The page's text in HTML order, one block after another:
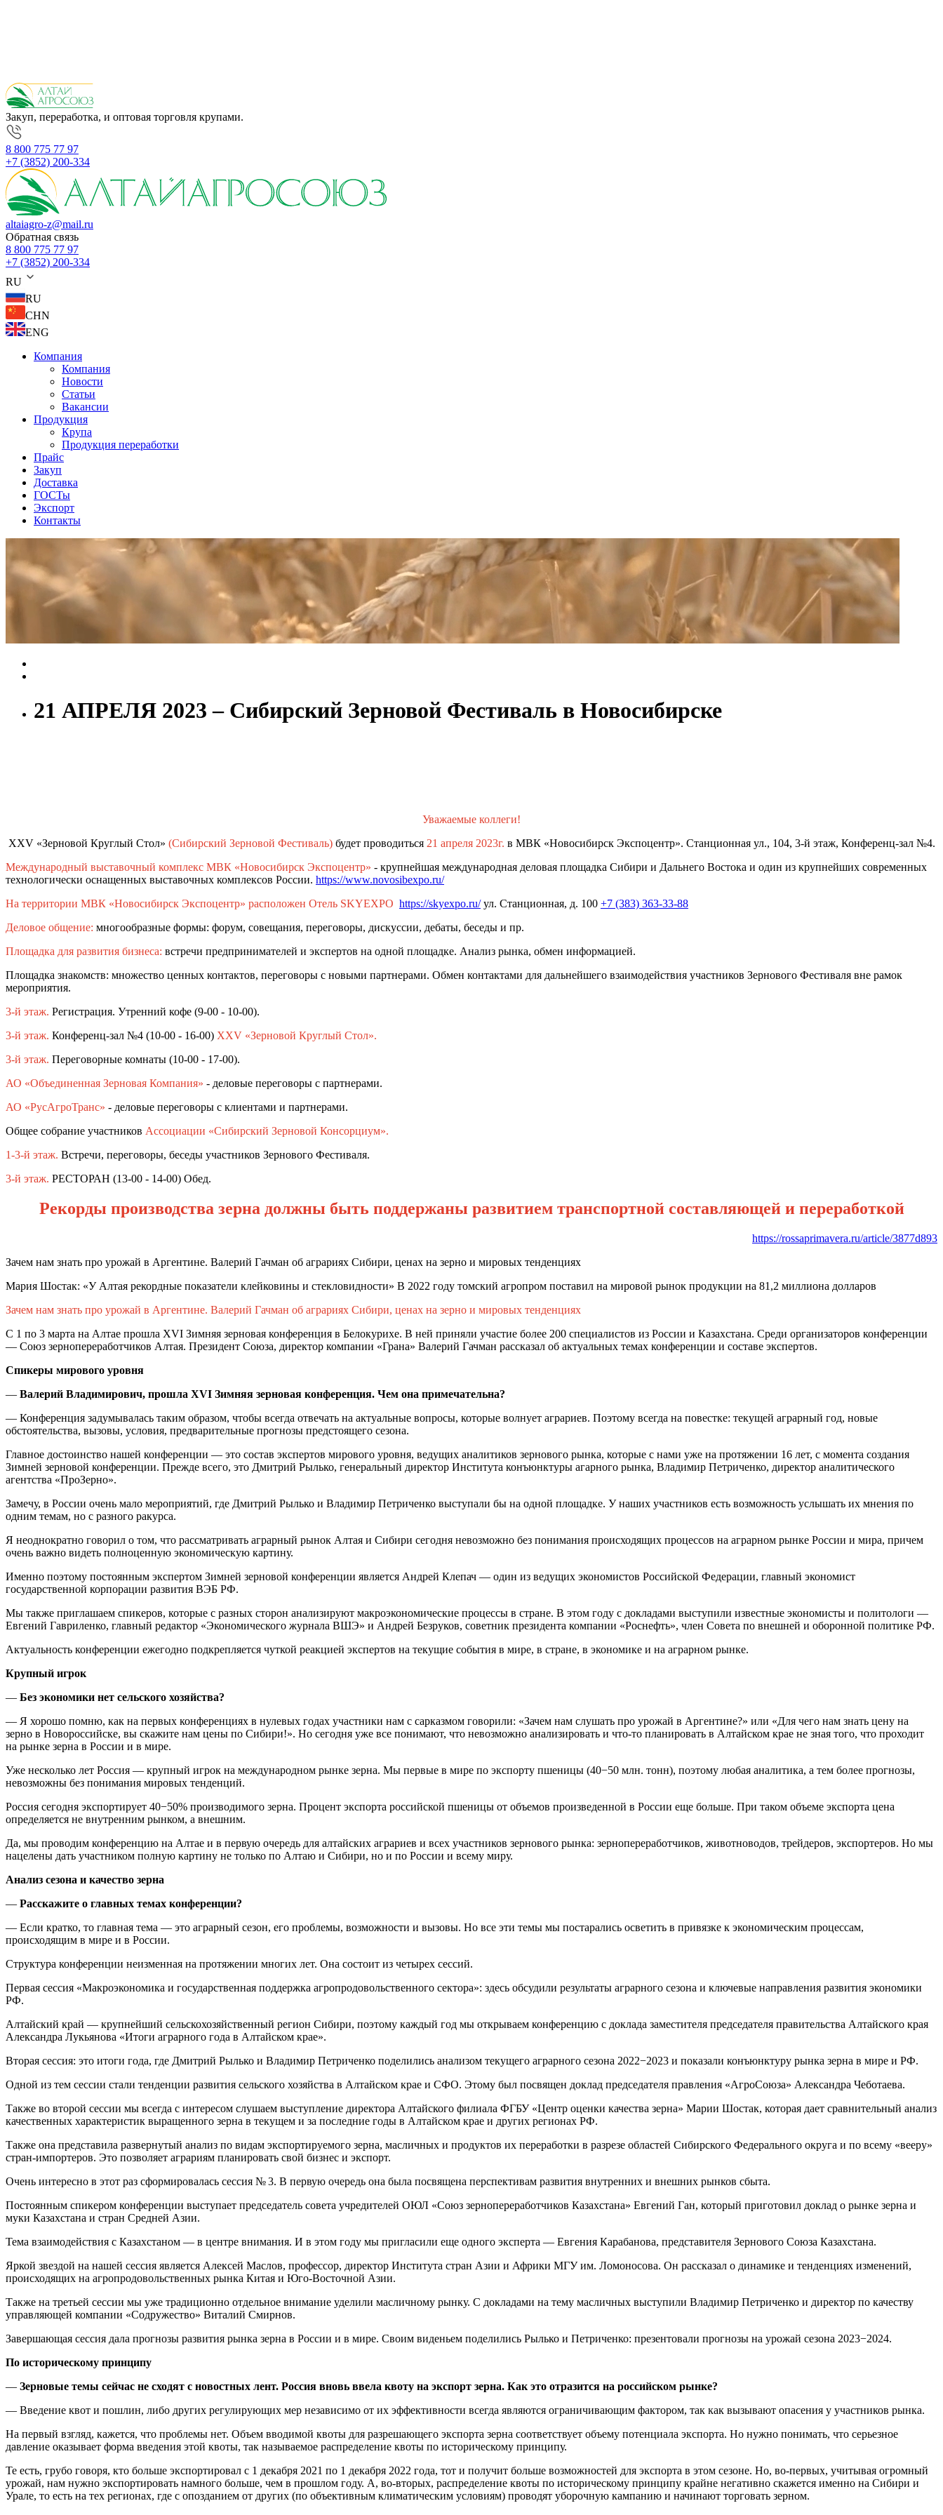
Закуп, переработка, и оптовая торговля крупами.
8 800 775 77 97
+7 (3852) 200-334
altaiagro-z@mail.ru
Обратная связь
8 800 775 77 97
+7 (3852) 200-334
RU
RU
CHN
ENG
Компания
Компания
Новости
Статьи
Вакансии
Продукция
Крупа
Продукция переработки
Прайс
Закуп
Доставка
ГОСТы
Экспорт
Контакты
21 АПРЕЛЯ 2023 – Сибирский Зерновой Фестиваль в Новосибирске
Уважаемые коллеги!
XXV «Зерновой Круглый Стол» (Сибирский Зерновой Фестиваль)будет проводиться 21 апреля 2023г. в МВК «Новосибирск Экспоцентр». Станционная ул., 104, 3-й этаж, Конференц-зал №4.
Международный выставочный комплекс МВК «Новосибирск Экспоцентр» - крупнейшая международная деловая площадка Сибири и Дальнего Востока и один из крупнейших современных
технологически оснащенных выставочных комплексов России. https://www.novosibexpo.ru/
На территории МВК «Новосибирск Экспоцентр» расположен Отель SKYEXPO https://skyexpo.ru/ул. Станционная, д. 100 +7 (383) 363-33-88
Деловое общение: многообразные формы: форум, совещания, переговоры, дискуссии, дебаты, беседы и пр.
Площадка для развития бизнеса: встречи предпринимателей и экспертов на одной площадке. Анализ рынка, обмен информацией.
Площадка знакомств: множество ценных контактов, переговоры с новыми партнерами. Обмен контактами для дальнейшего взаимодействия участников Зернового Фестиваля вне рамок
мероприятия.
3-й этаж. Регистрация. Утренний кофе (9-00 - 10-00).
3-й этаж. Конференц-зал №4 (10-00 - 16-00) XXV «Зерновой Круглый Стол».
3-й этаж. Переговорные комнаты (10-00 - 17-00).
АО «Объединенная Зерновая Компания» - деловые переговоры с партнерами.
АО «РусАгроТранс» - деловые переговоры с клиентами и партнерами.
Общее собрание участников Ассоциации «Сибирский Зерновой Консорциум».
1-3-й этаж. Встречи, переговоры, беседы участников Зернового Фестиваля.
3-й этаж. РЕСТОРАН (13-00 - 14-00) Обед.
Рекорды производства зерна должны быть поддержаны развитием транспортной составляющей и переработкой
https://rossaprimavera.ru/article/3877d893
Зачем нам знать про урожай в Аргентине. Валерий Гачман об аграриях Сибири, ценах на зерно и мировых тенденциях
Мария Шостак: «У Алтая рекордные показатели клейковины и стекловидности» В 2022 году томский агропром поставил на мировой рынок продукции на 81,2 миллиона долларов
Зачем нам знать про урожай в Аргентине. Валерий Гачман об аграриях Сибири, ценах на зерно и мировых тенденциях
С 1 по 3 марта на Алтае прошла XVI Зимняя зерновая конференция в Белокурихе. В ней приняли участие более 200 специалистов из России и Казахстана. Среди организаторов конференции
— Союз зернопереработчиков Алтая. Президент Союза, директор компании «Грана» Валерий Гачман рассказал об актуальных темах конференции и составе экспертов.
Спикеры мирового уровня
— Валерий Владимирович, прошла XVI Зимняя зерновая конференция. Чем она примечательна?
— Конференция задумывалась таким образом, чтобы всегда отвечать на актуальные вопросы, которые волнует аграриев. Поэтому всегда на повестке: текущей аграрный год, новые
обстоятельства, вызовы, условия, предварительные прогнозы предстоящего сезона.
Главное достоинство нашей конференции — это состав экспертов мирового уровня, ведущих аналитиков зернового рынка, которые с нами уже на протяжении 16 лет, с момента создания
Зимней зерновой конференции. Прежде всего, это Дмитрий Рылько, генеральный директор Института конъюнктуры агарного рынка, Владимир Петриченко, директор аналитического
агентства «ПроЗерно».
Замечу, в России очень мало мероприятий, где Дмитрий Рылько и Владимир Петриченко выступали бы на одной площадке. У наших участников есть возможность услышать их мнения по
одним темам, но с разного ракурса.
Я неоднократно говорил о том, что рассматривать аграрный рынок Алтая и Сибири сегодня невозможно без понимания происходящих процессов на аграрном рынке России и мира, причем
очень важно видеть полноценную экономическую картину.
Именно поэтому постоянным экспертом Зимней зерновой конференции является Андрей Клепач — один из ведущих экономистов Российской Федерации, главный экономист
государственной корпорации развития ВЭБ РФ.
Мы также приглашаем спикеров, которые с разных сторон анализируют макроэкономические процессы в стране. В этом году с докладами выступили известные экономисты и политологи —
Евгений Гавриленко, главный редактор «Экономического журнала ВШЭ» и Андрей Безруков, советник президента компании «Роснефть», член Совета по внешней и оборонной политике РФ.
Актуальность конференции ежегодно подкрепляется чуткой реакцией экспертов на текущие события в мире, в стране, в экономике и на аграрном рынке.
Крупный игрок
— Без экономики нет сельского хозяйства?
— Я хорошо помню, как на первых конференциях в нулевых годах участники нам с сарказмом говорили: «Зачем нам слушать про урожай в Аргентине?» или «Для чего нам знать цену на
зерно в Новороссийске, вы скажите нам цены по Сибири!». Но сегодня уже все понимают, что невозможно анализировать и что-то планировать в Алтайском крае не зная того, что проходит
на рынке зерна в России и в мире.
Уже несколько лет Россия — крупный игрок на международном рынке зерна. Мы первые в мире по экспорту пшеницы (40−50 млн. тонн), поэтому любая аналитика, а тем более прогнозы,
невозможны без понимания мировых тенденций.
Россия сегодня экспортирует 40−50% производимого зерна. Процент экспорта российской пшеницы от объемов произведенной в России еще больше. При таком объеме экспорта цена
определяется не внутренним рынком, а внешним.
Да, мы проводим конференцию на Алтае и в первую очередь для алтайских аграриев и всех участников зернового рынка: зернопереработчиков, животноводов, трейдеров, экспортеров. Но мы
нацелены дать участником полную картину не только по Алтаю и Сибири, но и по России и всему миру.
Анализ сезона и качество зерна
— Расскажите о главных темах конференции?
— Если кратко, то главная тема — это аграрный сезон, его проблемы, возможности и вызовы. Но все эти темы мы постарались осветить в привязке к экономическим процессам,
происходящим в мире и в России.
Структура конференции неизменная на протяжении многих лет. Она состоит из четырех сессий.
Первая сессия «Макроэкономика и государственная поддержка агропродовольственного сектора»: здесь обсудили результаты аграрного сезона и ключевые направления развития экономики
РФ.
Алтайский край — крупнейший сельскохозяйственный регион Сибири, поэтому каждый год мы открываем конференцию с доклада заместителя председателя правительства Алтайского края
Александра Лукьянова «Итоги аграрного года в Алтайском крае».
Вторая сессия: это итоги года, где Дмитрий Рылько и Владимир Петриченко поделились анализом текущего аграрного сезона 2022−2023 и показали конъюнктуру рынка зерна в мире и РФ.
Одной из тем сессии стали тенденции развития сельского хозяйства в Алтайском крае и СФО. Этому был посвящен доклад председателя правления «АгроСоюза» Александра Чеботаева.
Также во второй сессии мы всегда с интересом слушаем выступление директора Алтайского филиала ФГБУ «Центр оценки качества зерна» Марии Шостак, которая дает сравнительный анализ
качественных характеристик выращенного зерна в текущем и за последние годы в Алтайском крае и других регионах РФ.
Также она представила развернутый анализ по видам экспортируемого зерна, масличных и продуктов их переработки в разрезе областей Сибирского Федерального округа и по всему «вееру»
стран-импортеров. Это позволяет аграриям планировать свой бизнес и экспорт.
Очень интересно в этот раз сформировалась сессия № 3. В первую очередь она была посвящена перспективам развития внутренних и внешних рынков сбыта.
Постоянным спикером конференции выступает председатель совета учредителей ОЮЛ «Союз зернопереработчиков Казахстана» Евгений Ган, который приготовил доклад о рынке зерна и
муки Казахстана и стран Средней Азии.
Тема взаимодействия с Казахстаном — в центре внимания. И в этом году мы пригласили еще одного эксперта — Евгения Карабанова, представителя Зернового Союза Казахстана.
Яркой звездой на нашей сессия является Алексей Маслов, профессор, директор Института стран Азии и Африки МГУ им. Ломоносова. Он рассказал о динамике и тенденциях изменений,
происходящих на агропродовольственных рынка Китая и Юго-Восточной Азии.
Также на третьей сессии мы уже традиционно отдельное внимание уделили масличному рынку. С докладами на тему масличных выступили Владимир Петриченко и директор по качеству
управляющей компании «Содружество» Виталий Смирнов.
Завершающая сессия дала прогнозы развития рынка зерна в России и в мире. Своим виденьем поделились Рылько и Петриченко: презентовали прогнозы на урожай сезона 2023−2024.
По историческому принципу
— Зерновые темы сейчас не сходят с новостных лент. Россия вновь ввела квоту на экспорт зерна. Как это отразится на российском рынке?
— Введение квот и пошлин, либо других регулирующих мер независимо от их эффективности всегда являются ограничивающим фактором, так как вызывают опасения у участников рынка.
На первый взгляд, кажется, что проблемы нет. Объем вводимой квоты для разрешающего экспорта зерна соответствует объему потенциала экспорта. Но нужно понимать, что серьезное
давление оказывает форма введения этой квоты, так называемое распределение квоты по историческому принципу.
Те есть, грубо говоря, кто больше экспортировал с 1 декабря 2021 по 1 декабря 2022 года, тот и получит больше возможностей для экспорта в этом сезоне. Но, во-первых, учитывая огромный
урожай, нам нужно экспортировать намного больше, чем в прошлом году. А, во-вторых, распределение квоты по историческому принципу крайне негативно скажется именно на Сибири и
Урале, то есть на тех регионах, где с опозданием от других (по объективным климатическим условиям) проводят уборочную кампанию и начинают торговать зерном.